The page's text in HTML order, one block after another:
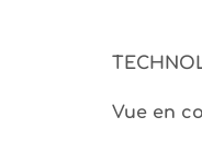
Vue en